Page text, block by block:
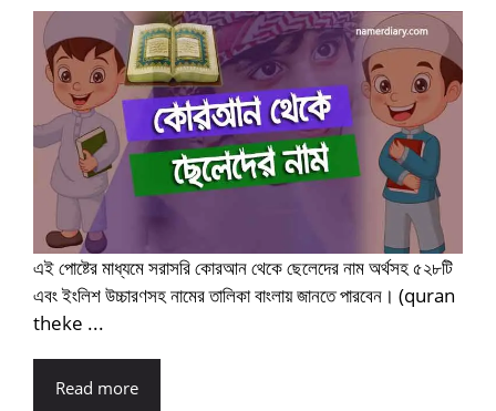
এই পোষ্টের মাধ্যমে সরাসরি কোরআন থেকে ছেলেদের নাম অর্থসহ ৫২৮টি
এবং ইংলিশ উচ্চারণসহ নামের তালিকা বাংলায় জানতে পারবেন। (quran
theke ...
Read more